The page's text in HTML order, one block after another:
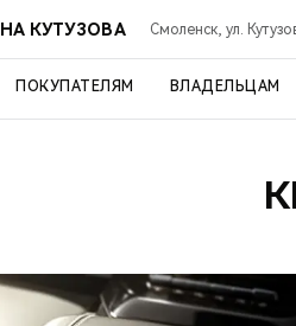
КУТУЗОВА Смоленск, ул.
ПОКУПАТЕЛЯМ ВЛАДЕЛЬЦАМ